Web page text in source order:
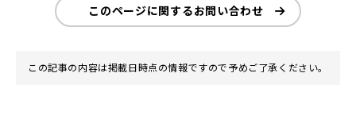
このページに関するお問い合わせ
この記事の内容は掲載日時点の情報ですので予めご了承ください。